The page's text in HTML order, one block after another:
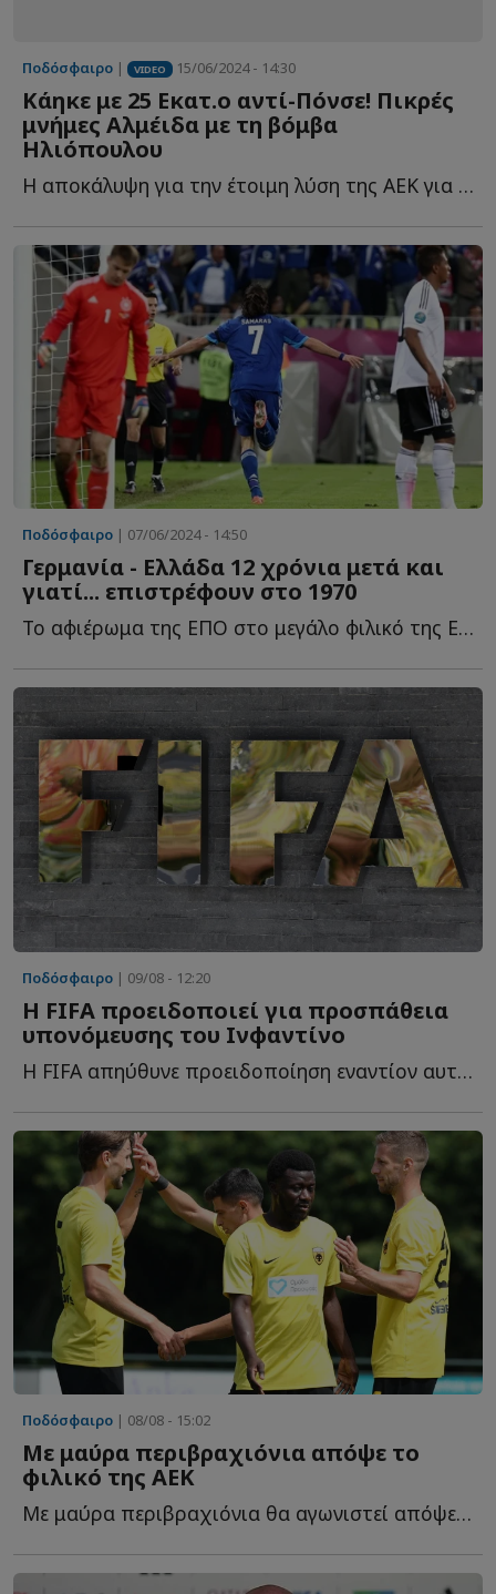
Ποδόσφαιρο | VIDEO 15/06/2024 - 14:30
Κάηκε με 25 Εκατ.ο αντί-Πόνσε! Πικρές
μνήμες Αλμέιδα με τη βόμβα
Ηλιόπουλου
Η αποκάλυψη για την έτοιμη λύση της ΑΕΚ για τον αντικαταστάτη τ...
Ποδόσφαιρο | 07/06/2024 - 14:50
Γερμανία - Ελλάδα 12 χρόνια μετά και
γιατί... επιστρέφουν στο 1970
Το αφιέρωμα της ΕΠΟ στο μεγάλο φιλικό της Εθνικής Ελλάδας μ...
Ποδόσφαιρο | 09/08 - 12:20
Η FIFA προειδοποιεί για προσπάθεια
υπονόμευσης του Ινφαντίνο
Η FIFA απηύθυνε προειδοποίηση εναντίον αυτού που χαρακτήρισε ω...
Ποδόσφαιρο | 08/08 - 15:02
Με μαύρα περιβραχιόνια απόψε το
φιλικό της ΑΕΚ
Με μαύρα περιβραχιόνια θα αγωνιστεί απόψε η ΑΕΚ στο φ...